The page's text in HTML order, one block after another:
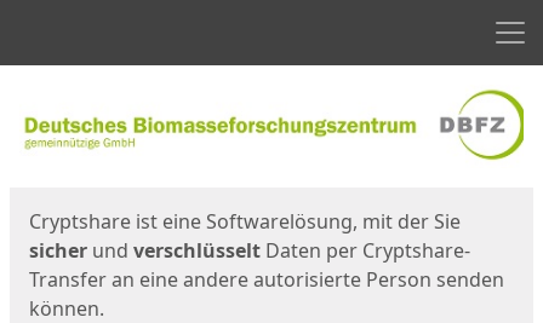
Cryptshare ist eine Softwarelösung, mit der Sie
sicher und verschlüsselt Daten per Cryptshare-
Transfer an eine andere autorisierte Person senden
können.